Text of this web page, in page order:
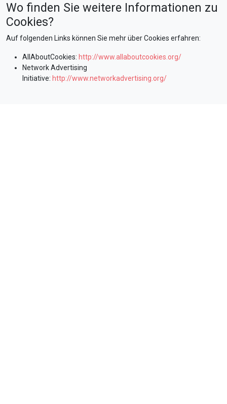
Wo finden Sie weitere Informationen zu
Cookies?
Auf folgenden Links können Sie mehr über Cookies erfahren:
AllAboutCookies: http://www.allaboutcookies.org/
Network Advertising
Initiative: http://www.networkadvertising.org/